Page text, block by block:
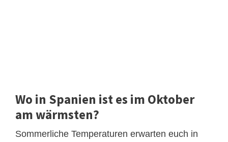
Wo in Spanien ist es im Oktober
am wärmsten?
Sommerliche Temperaturen erwarten euch in